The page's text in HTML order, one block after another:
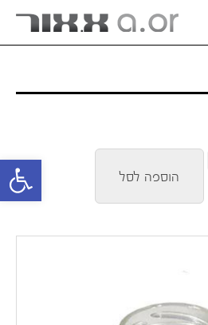
פתח הוספה לסל